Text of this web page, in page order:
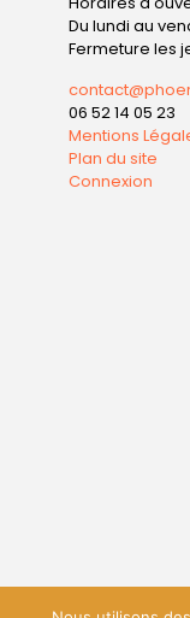
Du lundi au
Fermeture les
06 52 14 05 23
Mentions
Plan du site
Connexion